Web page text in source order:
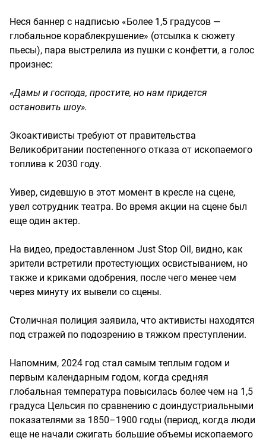
Неся баннер с надписью «Более 1,5 градусов —
глобальное кораблекрушение» (отсылка к сюжету
пьесы), пара выстрелила из пушки с конфетти, а голос
произнес:
«Дамы и господа, простите, но нам придется
остановить шоу».
Экоактивисты требуют от правительства
Великобритании постепенного отказа от ископаемого
топлива к 2030 году.
Уивер, сидевшую в этот момент в кресле на сцене,
увел сотрудник театра. Во время акции на сцене был
еще один актер.
На видео, предоставленном Just Stop Oil, видно, как
зрители встретили протестующих освистыванием, но
также и криками одобрения, после чего менее чем
через минуту их вывели со сцены.
Столичная полиция заявила, что активисты находятся
под стражей по подозрению в тяжком преступлении.
Напомним, 2024 год стал самым теплым годом и
первым календарным годом, когда средняя
глобальная температура повысилась более чем на 1,5
градуса Цельсия по сравнению с доиндустриальными
показателями за 1850–1900 годы (период, когда люди
еще не начали сжигать большие объемы ископаемого